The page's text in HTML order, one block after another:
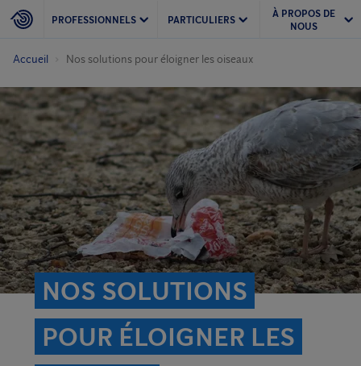
PROFESSIONNELS PARTICULIERS
À PROPOS DE
NOUS
Accueil Nos solutions pour éloigner les oiseaux
NOS SOLUTIONS
POUR ÉLOIGNER LES